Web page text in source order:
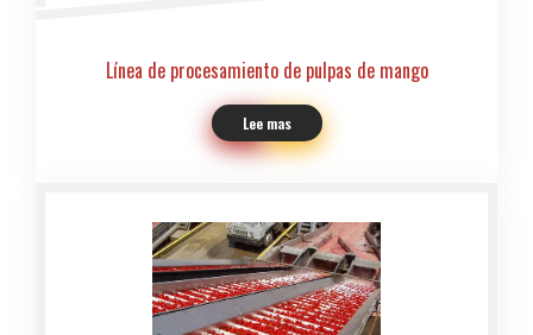
Línea de procesamiento de pulpas de mango
Lee mas